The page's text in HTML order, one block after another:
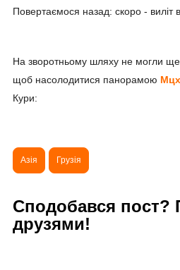
Повертаємося назад: скоро - виліт в
На зворотньому шляху не могли ще
щоб насолодитися панорамою
Кури:
Азія Грузія
Сподобався пост?
друзями!